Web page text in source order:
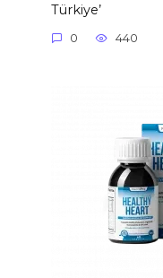
Türkiye’
0 440